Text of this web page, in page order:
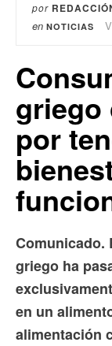
por
en NOTICIAS
griego
por
Comunicado.
griego ha
en un
alimentación